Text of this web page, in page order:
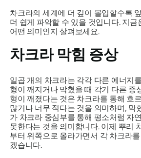
차크라의 세계에 더 깊이 몰입할수록
더 쉽게 파악할 수 있을 것입니다. 지금
어떤 의미인지 살펴보세요.
차크라 막힘 증상
일곱 개의 차크라는 각각 다른 에너지
형이 깨지거나 막혔을 때 각기 다른 증
형이 깨졌다는 것은 차크라를 통해 흐
많거나 너무 적다는 것을 의미하며, 막
가 차크라 중심부를 통해 평소처럼 자
못한다는 것을 의미합니다. 이제 뿌리
부터 위쪽으로 올라가면서 각 차크라
겠습니다.